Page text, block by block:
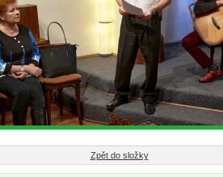
Zpět do složky